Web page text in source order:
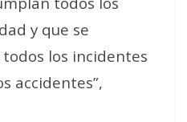
y que se
los incidentes
accidentes”,